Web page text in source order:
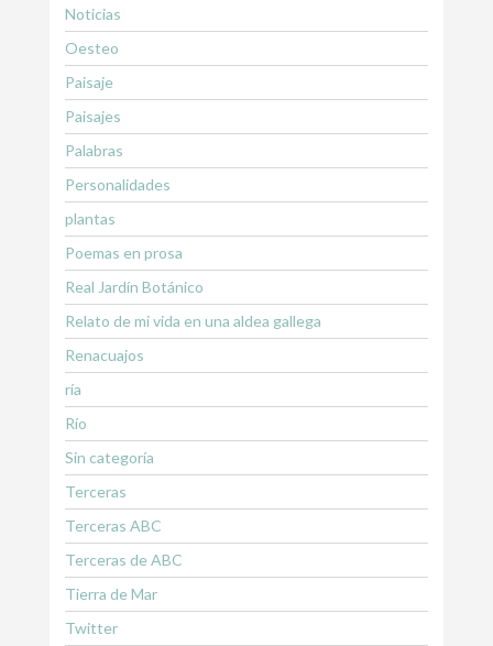
Noticias
Oesteo
Paisaje
Paisajes
Palabras
Personalidades
plantas
Poemas en prosa
Real Jardín Botánico
Relato de mi vida en una aldea gallega
Renacuajos
ría
Río
Sin categoría
Terceras
Terceras ABC
Terceras de ABC
Tierra de Mar
Twitter